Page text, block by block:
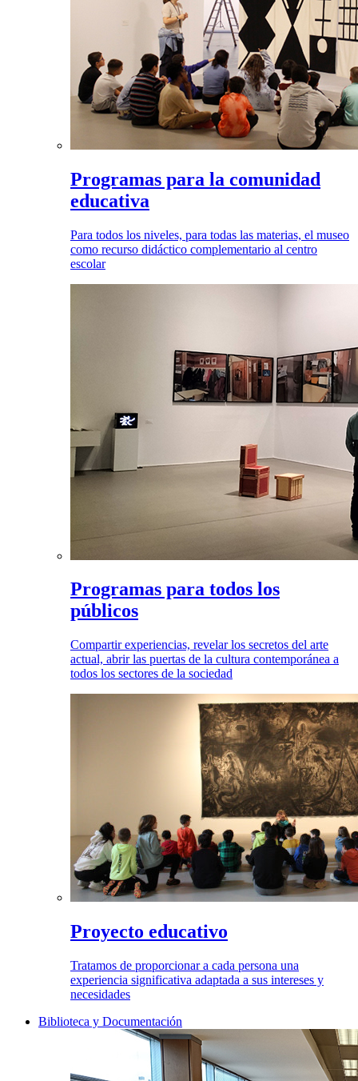
Programas para la comunidad
educativa
Para todos los niveles, para todas las materias, el museo
como recurso didáctico complementario al centro
escolar
Programas para todos los
públicos
Compartir experiencias, revelar los secretos del arte
actual, abrir las puertas de la cultura contemporánea a
todos los sectores de la sociedad
Proyecto educativo
Tratamos de proporcionar a cada persona una
experiencia significativa adaptada a sus intereses y
necesidades
Biblioteca y Documentación